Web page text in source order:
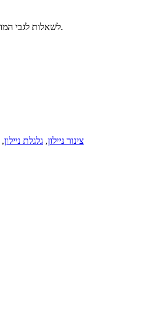
לשאלות לגבי המוצרים שלנו, אנא השאירו לנו את המייל/ווטסאפ שלכם וניצור קשר תוך 12 שעות.
צינור ניילון, גלגלת ניילון,